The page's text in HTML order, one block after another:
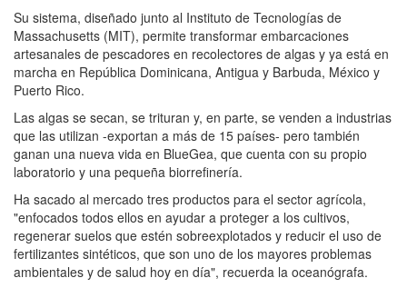
Su sistema, diseñado junto al Instituto de Tecnologías de
Massachusetts (MIT), permite transformar embarcaciones
artesanales de pescadores en recolectores de algas y ya está en
marcha en República Dominicana, Antigua y Barbuda, México y
Puerto Rico.
Las algas se secan, se trituran y, en parte, se venden a industrias
que las utilizan -exportan a más de 15 países- pero también
ganan una nueva vida en BlueGea, que cuenta con su propio
laboratorio y una pequeña biorrefinería.
Ha sacado al mercado tres productos para el sector agrícola,
"enfocados todos ellos en ayudar a proteger a los cultivos,
regenerar suelos que estén sobreexplotados y reducir el uso de
fertilizantes sintéticos, que son uno de los mayores problemas
ambientales y de salud hoy en día", recuerda la oceanógrafa.